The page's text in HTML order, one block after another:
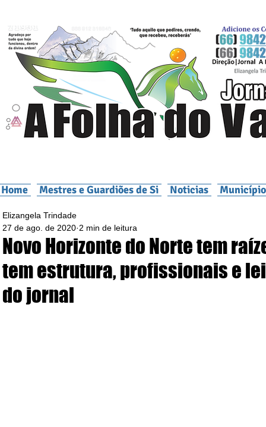
Home Mestres e Guardiões de Si Noticias
Novo Horizonte do Norte tem
tem estrutura, profissionais e
do jornal
Elizangela Trindade
27 de ago. de 2020 2 min de leitura